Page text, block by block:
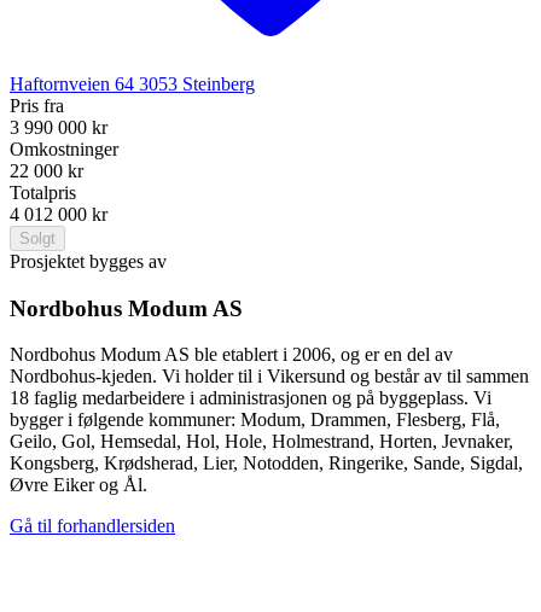
Haftornveien 64 3053 Steinberg
Pris fra
3 990 000 kr
Omkostninger
22 000 kr
Totalpris
4 012 000 kr
Solgt
Prosjektet bygges av
Nordbohus Modum AS
Nordbohus Modum AS ble etablert i 2006, og er en del av
Nordbohus-kjeden. Vi holder til i Vikersund og består av til sammen
18 faglig medarbeidere i administrasjonen og på byggeplass. Vi
bygger i følgende kommuner: Modum, Drammen, Flesberg, Flå,
Geilo, Gol, Hemsedal, Hol, Hole, Holmestrand, Horten, Jevnaker,
Kongsberg, Krødsherad, Lier, Notodden, Ringerike, Sande, Sigdal,
Øvre Eiker og Ål.
Gå til forhandlersiden